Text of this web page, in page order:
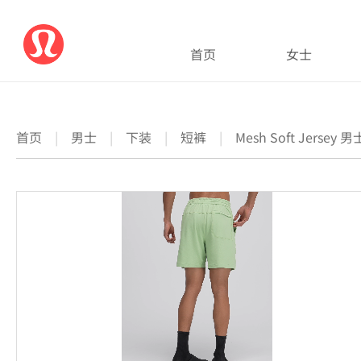
首页 女士
首页 | 男士 | 下装 | 短裤 | Mesh Soft Jersey 男